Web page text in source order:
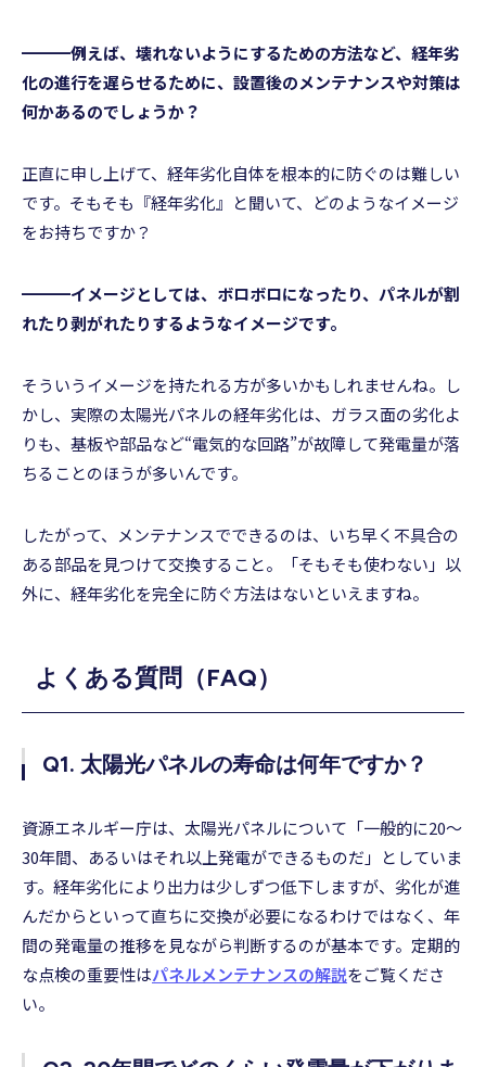
━━━例えば、壊れないようにするための方法など、経年劣
化の進行を遅らせるために、設置後のメンテナンスや対策は
何かあるのでしょうか？
正直に申し上げて、経年劣化自体を根本的に防ぐのは難しい
です。そもそも『経年劣化』と聞いて、どのようなイメージ
をお持ちですか？
━━━イメージとしては、ボロボロになったり、パネルが割
れたり剥がれたりするようなイメージです。
そういうイメージを持たれる方が多いかもしれませんね。し
かし、実際の太陽光パネルの経年劣化は、ガラス面の劣化よ
りも、基板や部品など“電気的な回路”が故障して発電量が落
ちることのほうが多いんです。
したがって、メンテナンスでできるのは、いち早く不具合の
ある部品を見つけて交換すること。「そもそも使わない」以
外に、経年劣化を完全に防ぐ方法はないといえますね。
よくある質問（FAQ）
Q1. 太陽光パネルの寿命は何年ですか？
資源エネルギー庁は、太陽光パネルについて「一般的に20～
30年間、あるいはそれ以上発電ができるものだ」としていま
す。経年劣化により出力は少しずつ低下しますが、劣化が進
んだからといって直ちに交換が必要になるわけではなく、年
間の発電量の推移を見ながら判断するのが基本です。定期的
な点検の重要性はパネルメンテナンスの解説をご覧くださ
い。